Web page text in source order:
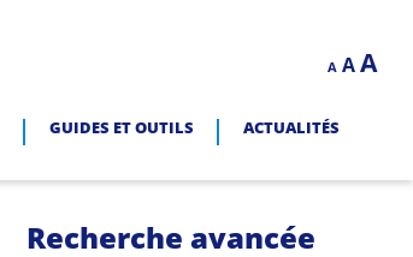
A
Decrease
font
A Reset
A
GUIDES ET OUTILS
ACTUALITÉS
Recherche avancée